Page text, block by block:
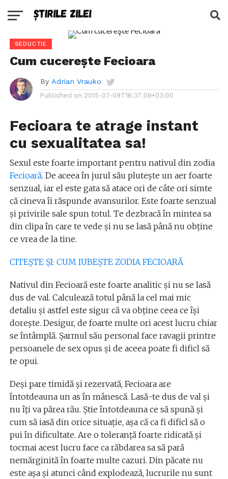
SEDUCTIE
Cum cucereşte Fecioara
By Adrian Vrauko
Published on 2015-07-09T16:37:08+03:00
Fecioara te atrage instant
cu sexualitatea sa!
Sexul este foarte important pentru nativul din zodia
Fecioară. De aceea în jurul său pluteşte un aer foarte
senzual, iar el este gata să atace ori de câte ori simte
că cineva îi răspunde avansurilor. Este foarte senzual
şi privirile sale spun totul. Te dezbracă în mintea sa
din clipa în care te vede şi nu se lasă până nu obţine
ce vrea de la tine.
CITEŞTE ŞI: CUM IUBEŞTE ZODIA FECIOARĂ
Nativul din Fecioară este foarte analitic şi nu se lasă
dus de val. Calculează totul până la cel mai mic
detaliu şi astfel este sigur că va obţine ceea ce îşi
doreşte. Desigur, de foarte multe ori acest lucru chiar
se întâmplă. Şarmul său personal face ravagii printre
persoanele de sex opus şi de aceea poate fi dificl să
te opui.
Deşi pare timidă şi rezervată, Fecioara are
întotdeauna un as în mânescă. Lasă-te dus de val şi
nu îţi va părea rău. Ştie întotdeauna ce să spună şi
cum să iasă din orice situaţie, aşa că ca fi dificl să o
pui în dificultate. Are o toleranţă foarte ridicată şi
tocmai acest lucru face ca răbdarea sa să pară
nemărginită în foarte multe cazuri. Din păcate nu
este aşa şi atunci când explodează, lucrurile nu sunt